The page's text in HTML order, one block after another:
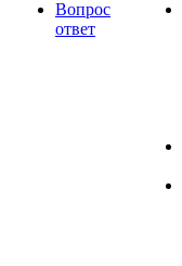
Вопрос
ответ